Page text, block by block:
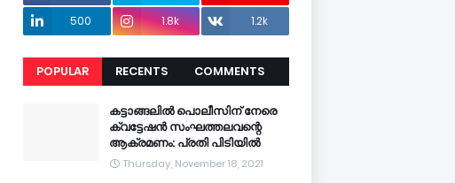
500
1.8k 1.2k
POPULAR RECENTS
COMMENTS
കട്ടാങ്ങലിൽ പൊലീസിന് നേരെ
ക്വട്ടേഷൻ സംഘത്തലവന്റെ
ആക്രമണം: പ്രതി പിടിയിൽ
Thursday, November 18, 2021